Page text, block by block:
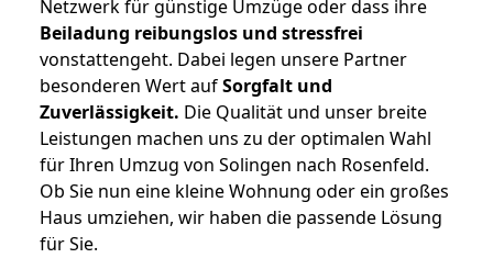
Netzwerk für günstige Umzüge oder dass ihre
Beiladung reibungslos und stressfrei
vonstattengeht. Dabei legen unsere Partner
besonderen Wert aufSorgfalt und
Zuverlässigkeit. Die Qualität und unser breite
Leistungen machen uns zu der optimalen Wahl
für Ihren Umzug von Solingen nach Rosenfeld.
Ob Sie nun eine kleine Wohnung oder ein großes
Haus umziehen, wir haben die passende Lösung
für Sie.